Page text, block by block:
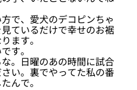
で、愛犬のデコピンちゃ
ているだけで幸せのお裾
ます。
す。
。日曜のあの時間に試合
い。裏でやってた私の番
んで。